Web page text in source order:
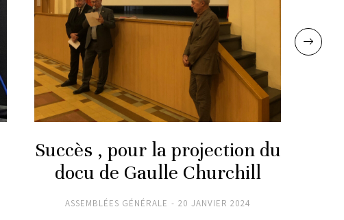
Succès , pour la projection du
docu de Gaulle Churchill
ASSEMBLÉES GÉNÉRALE 20 JANVIER 2024